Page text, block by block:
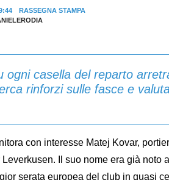
RASSEGNA STAMPA
ogni casella del reparto
rinforzi sulle fasce e
con interesse Matej Kovar,
Il suo nome era già noto
serata europea del club in quasi